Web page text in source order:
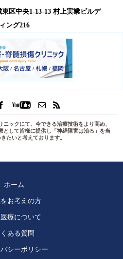
区中央1-13-13 村上実業ビルデ
ィング216
ックにて、今できる治療技術をより高め、
として皆様に提供し「 神経障害は治る 」を当
たいと考えております。
ホーム
お考えの方
療について
ある質問
シーポリシー